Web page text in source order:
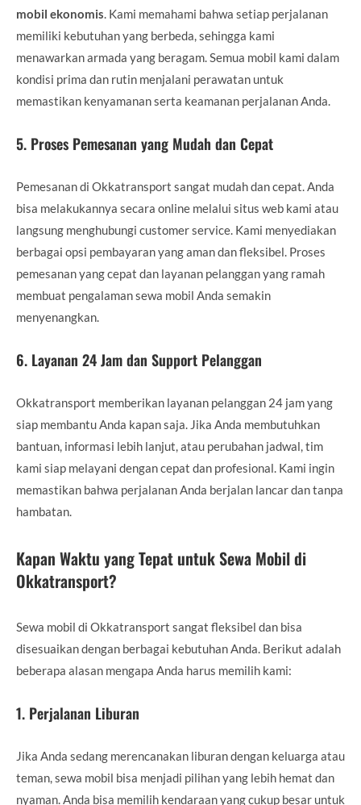
mobil ekonomis . Kami memahami bahwa setiap perjalanan
memiliki kebutuhan yang berbeda, sehingga kami
menawarkan armada yang beragam. Semua mobil kami dalam
kondisi prima dan rutin menjalani perawatan untuk
memastikan kenyamanan serta keamanan perjalanan Anda.
5. Proses Pemesanan yang Mudah dan Cepat
Pemesanan di Okkatransport sangat mudah dan cepat. Anda
bisa melakukannya secara online melalui situs web kami atau
langsung menghubungi customer service. Kami menyediakan
berbagai opsi pembayaran yang aman dan fleksibel. Proses
pemesanan yang cepat dan layanan pelanggan yang ramah
membuat pengalaman sewa mobil Anda semakin
menyenangkan.
6. Layanan 24 Jam dan Support Pelanggan
Okkatransport memberikan layanan pelanggan 24 jam yang
siap membantu Anda kapan saja. Jika Anda membutuhkan
bantuan, informasi lebih lanjut, atau perubahan jadwal, tim
kami siap melayani dengan cepat dan profesional. Kami ingin
memastikan bahwa perjalanan Anda berjalan lancar dan tanpa
hambatan.
Kapan Waktu yang Tepat untuk Sewa Mobil di
Okkatransport?
Sewa mobil di Okkatransport sangat fleksibel dan bisa
disesuaikan dengan berbagai kebutuhan Anda. Berikut adalah
beberapa alasan mengapa Anda harus memilih kami:
1. Perjalanan Liburan
Jika Anda sedang merencanakan liburan dengan keluarga atau
teman, sewa mobil bisa menjadi pilihan yang lebih hemat dan
nyaman. Anda bisa memilih kendaraan yang cukup besar untuk